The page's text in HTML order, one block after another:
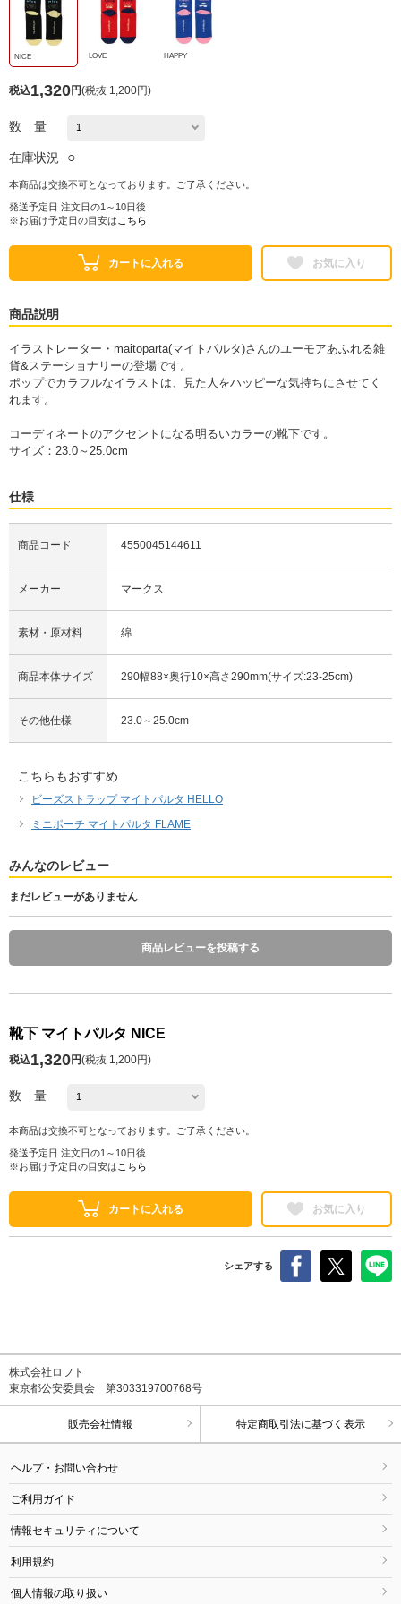
NICE LOVE HAPPY
税込1,320円(税抜 1,200円)
数 量
在庫状況 ○
本商品は交換不可となっております。ご了承ください。
発送予定日 注文日の1～10日後
※お届け予定日の目安は こちら
カートに入れる お気に入り
商品説明
イラストレーター・maitoparta(マイトパルタ)さんのユーモアあふれる雑
貨&ステーショナリーの登場です。
ポップでカラフルなイラストは、見た人をハッピーな気持ちにさせてく
れます。
コーディネートのアクセントになる明るいカラーの靴下です。
サイズ：23.0～25.0cm
仕様
商品コード 4550045144611
メーカー マークス
素材・原材料 綿
商品本体サイズ 290幅88×奥行10×高さ290mm(サイズ:23-25cm)
その他仕様 23.0～25.0cm
こちらもおすすめ
ビーズストラップ マイトパルタ HELLO
ミニポーチ マイトパルタ FLAME
みんなのレビュー
まだレビューがありません
商品レビューを投稿する
靴下 マイトパルタ NICE
税込1,320円(税抜 1,200円)
数 量
本商品は交換不可となっております。ご了承ください。
発送予定日 注文日の1～10日後
※お届け予定日の目安は こちら
カートに入れる お気に入り
シェアする
株式会社ロフト
東京都公安委員会 第303319700768号
販売会社情報 特定商取引法に基づく表示
ヘルプ・お問い合わせ
ご利用ガイド
情報セキュリティについて
利用規約
個人情報の取り扱い